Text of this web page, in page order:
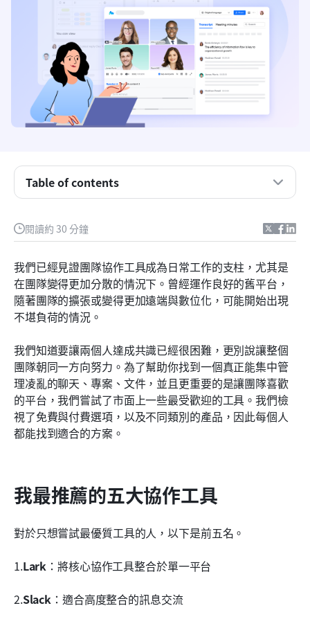
閱讀約 30 分鐘
我們已經見證團隊協作工具成為日常工作的支柱，尤其是
在團隊變得更加分散的情況下。曾經運作良好的舊平台，
隨著團隊的擴張或變得更加遠端與數位化，可能開始出現
不堪負荷的情況。
我們知道要讓兩個人達成共識已經很困難，更別說讓整個
團隊朝同一方向努力。為了幫助你找到一個真正能集中管
理凌亂的聊天、專案、文件，並且更重要的是讓團隊喜歡
的平台，我們嘗試了市面上一些最受歡迎的工具。我們檢
視了免費與付費選項，以及不同類別的產品，因此每個人
都能找到適合的方案。
我最推薦的五大協作工具
對於只想嘗試最優質工具的人，以下是前五名。
1.Lark ：將核心協作工具整合於單一平台
2.Slack ：適合高度整合的訊息交流
Table of contents
什麼是團隊協作工具？
頂尖團隊協作軟體工具一覽
2026年15款最佳團隊協作工具的完整評測
我們如何評估團隊協作工具
協作工具的種類
協作工具的關鍵功能值得留意
團隊協作工具的好處
為您的團隊選擇合適的協作工具
近期團隊協作軟體的趨勢
相關閱讀